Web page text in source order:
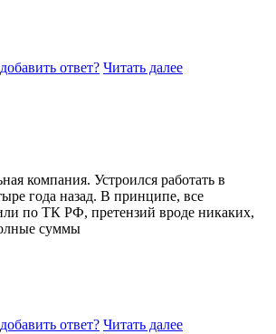
добавить ответ? Читать далее
компания. Устроился работать в
года назад. В принципе, все
по ТК РФ, претензий вроде никаких,
суммы
добавить ответ? Читать далее